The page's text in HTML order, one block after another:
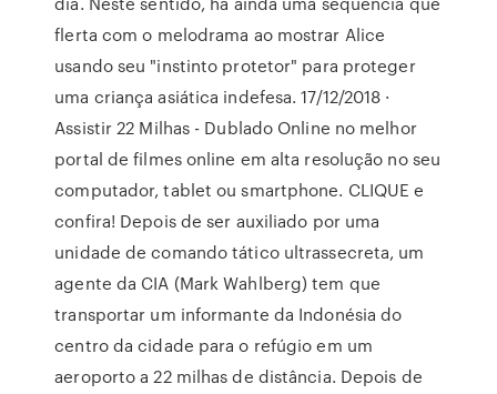
flerta com o melodrama ao mostrar Alice
usando seu "instinto protetor" para proteger
uma criança asiática indefesa. 17/12/2018 ·
Assistir 22 Milhas - Dublado Online no melhor
portal de filmes online em alta resolução no seu
computador, tablet ou smartphone. CLIQUE e
confira! Depois de ser auxiliado por uma
unidade de comando tático ultrassecreta, um
agente da CIA (Mark Wahlberg) tem que
transportar um informante da Indonésia do
centro da cidade para o refúgio em um
aeroporto a 22 milhas de distância. Depois de